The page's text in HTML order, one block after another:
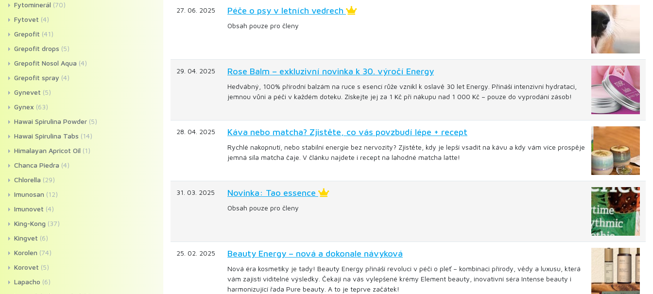
27. 06. 2025 Péče o psy v letních vedrech
Obsah pouze pro členy
29. 04. 2025 Rose Balm – exkluzivní novinka k 30. výročí Energy
Hedvábný, 100% přírodní balzám na ruce s esencí růže vznikl k oslavě 30 let Energy. Přináší intenzivní hydrataci,
jemnou vůni a péči v každém doteku. Získejte jej za 1 Kč při nákupu nad 1 000 Kč – pouze do vyprodání zásob!
28. 04. 2025 Káva nebo matcha? Zjistěte, co vás povzbudí lépe + recept
Rychlé nakopnutí, nebo stabilní energie bez nervozity? Zjistěte, kdy je lepší vsadit na kávu a kdy vám více prospěje
jemná síla matcha čaje. V článku najdete i recept na lahodné matcha latte!
31. 03. 2025 Novinka: Tao essence
Obsah pouze pro členy
25. 02. 2025 Beauty Energy – nová a dokonale návyková
Nová éra kosmetiky je tady! Beauty Energy přináší revoluci v péči o pleť – kombinaci přírody, vědy a luxusu, která
vám zajistí viditelné výsledky. Čekají na vás vylepšené krémy Element beauty, inovativní séra Intense beauty i
harmonizující řada Pure beauty. A to je teprve začátek!
Fytominerál (70)
Fytovet (4)
Grepofit (41)
Grepofit drops (5)
Grepofit Nosol Aqua (4)
Grepofit spray (4)
Gynevet (5)
Gynex (63)
Hawai Spirulina Powder (5)
Hawai Spirulina Tabs (14)
Himalayan Apricot Oil (1)
Chanca Piedra (4)
Chlorella (29)
Imunosan (12)
Imunovet (4)
King-Kong (37)
Kingvet (6)
Korolen (74)
Korovet (5)
Lapacho (6)